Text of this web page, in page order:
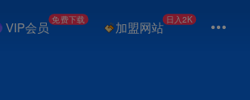
VIP会员 免费下载 加盟网站 日入2K